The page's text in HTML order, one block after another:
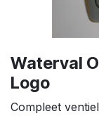
Waterval
Logo
Compleet